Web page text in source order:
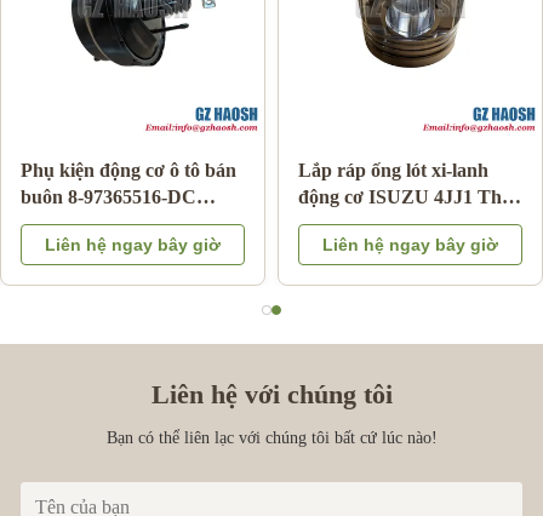
Phụ kiện động cơ ô tô bán
buôn 8-97365516-DC
phanh tăng cường cho
Isuzu DMAX 03-06
Liên hệ ngay bây giờ
Lắp ráp ống lót xi-lanh
động cơ ISUZU 4JJ1 Thay
thế OEM Bảo hành 3
tháng
Liên hệ ngay bây giờ
Liên hệ với chúng tôi
Bạn có thể liên lạc với chúng tôi bất cứ lúc nào!